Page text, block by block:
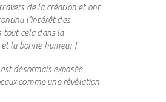
de la création et ont
l’intérêt des
tout cela dans la
la bonne humeur !
désormais exposée
comme une révélation